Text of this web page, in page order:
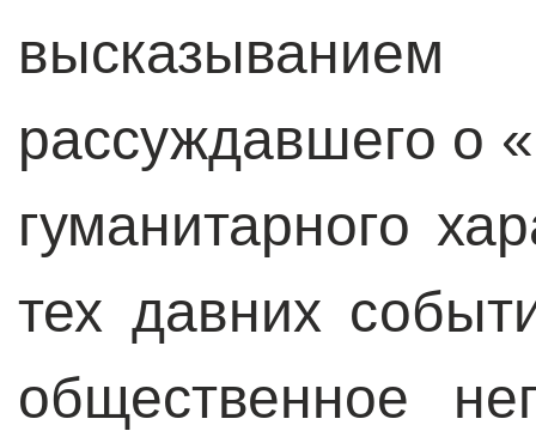
рассуждавшего о
гуманитарного
тех давних
общественное